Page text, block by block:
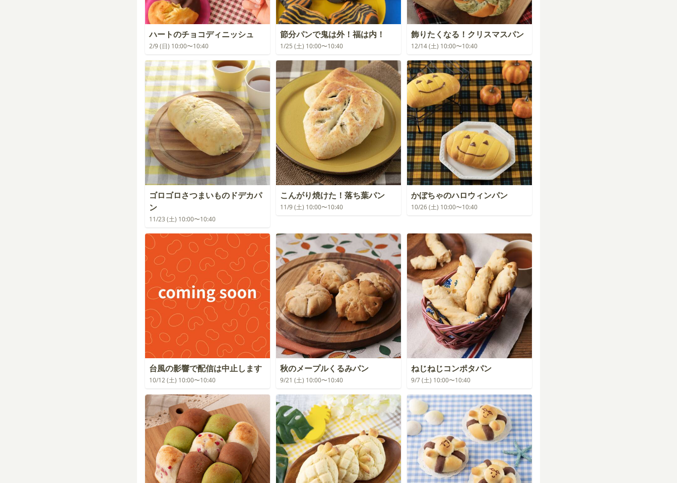
ハートのチョコディニッシュ
2/9 (日) 10:00〜10:40
節分パンで鬼は外！福は内！
1/25 (土) 10:00〜10:40
飾りたくなる！クリスマスパン
12/14 (土) 10:00〜10:40
ゴロゴロさつまいものドデカパ
ン
11/23 (土) 10:00〜10:40
こんがり焼けた！落ち葉パン
11/9 (土) 10:00〜10:40
かぼちゃのハロウィンパン
10/26 (土) 10:00〜10:40
台風の影響で配信は中止します
10/12 (土) 10:00〜10:40
秋のメープルくるみパン
9/21 (土) 10:00〜10:40
ねじねじコンポタパン
9/7 (土) 10:00〜10:40